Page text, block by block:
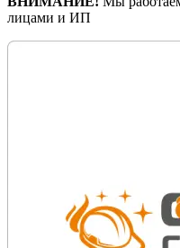
лицами и ИП